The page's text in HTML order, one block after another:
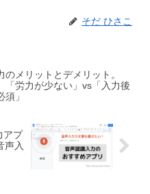
そだ ひさこ
のメリットとデメリット。
「労力が少ない」vs「入力後
須」
アプ
声入